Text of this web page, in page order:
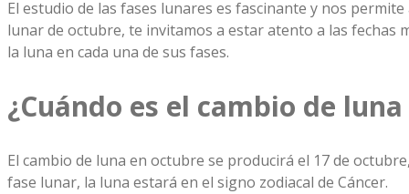
El estudio de las fases lunares es fascinante y nos
lunar de octubre, te invitamos a estar atento a las fechas
la luna en cada una de sus fases.
¿Cuándo es el cambio de
El cambio de luna en octubre se producirá el 17 de
fase lunar, la luna estará en el signo zodiacal de Cáncer.